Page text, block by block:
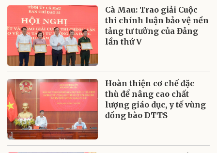
Cà Mau: Trao giải Cuộc
thi chính luận bảo vệ nền
tảng tư tưởng của Đảng
lần thứ V
Hoàn thiện cơ chế đặc
thù để nâng cao chất
lượng giáo dục, y tế vùng
đồng bào DTTS